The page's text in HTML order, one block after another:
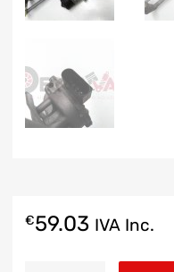
€59.03 IVA Inc.